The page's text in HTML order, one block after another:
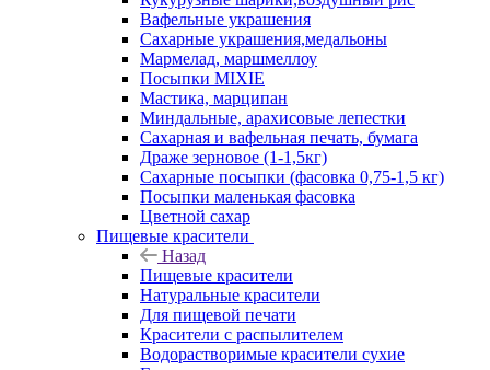
Вафельные украшения
Сахарные украшения,медальоны
Мармелад, маршмеллоу
Посыпки MIXIE
Мастика, марципан
Миндальные, арахисовые лепестки
Сахарная и вафельная печать, бумага
Драже зерновое (1-1,5кг)
Сахарные посыпки (фасовка 0,75-1,5 кг)
Посыпки маленькая фасовка
Цветной сахар
Пищевые красители
Назад
Пищевые красители
Натуральные красители
Для пищевой печати
Красители с распылителем
Водорастворимые красители сухие